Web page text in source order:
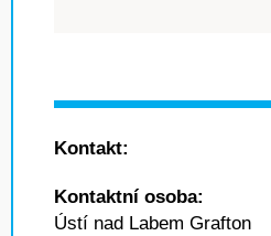
Kontakt:
Kontaktní osoba:
Ústí nad Labem Grafton